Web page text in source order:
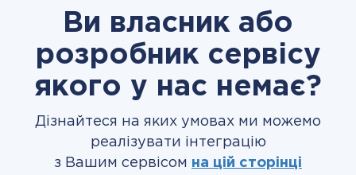
Ви власник або
розробник сервісу
якого у нас немає?
Дізнайтеся на яких умовах ми можемо
реалізувати інтеграцію
з Вашим сервісом на цій сторінці